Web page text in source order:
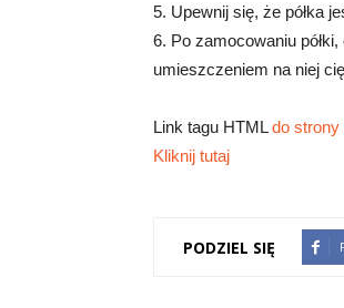
5. Upewnij się, że półka
6. Po zamocowaniu
umieszczeniem na niej
Link tagu HTMLdo strony
Kliknij tutaj
PODZIEL SIĘ